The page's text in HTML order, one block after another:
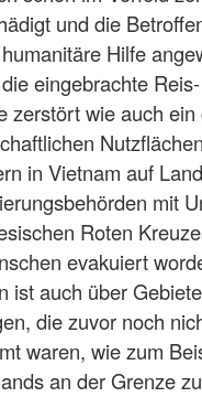
und die
Hilfe
eingebrachte
zerstört wie auch ein
in Vietnam auf
mit
Roten
evakuiert
ist auch über
die zuvor noch
waren, wie zum
an der Grenze